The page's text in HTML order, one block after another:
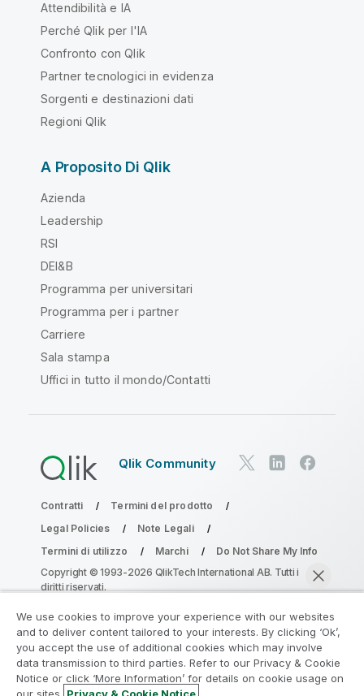
Attendibilità e IA
Perché Qlik per l'IA
Confronto con Qlik
Partner tecnologici in evidenza
Sorgenti e destinazioni dati
Regioni Qlik
A Proposito Di Qlik
Azienda
Leadership
RSI
DEI&B
Programma per universitari
Programma per i partner
Carriere
Sala stampa
Uffici in tutto il mondo/Contatti
Qlik Community
Contratti
Termini del prodotto
Legal Policies
Note Legali
Termini di utilizzo
Marchi
Do Not Share My Info
Copyright © 1993-2026 QlikTech International AB. Tutti i
diritti riservati.
Partecipa al programma Analytics
Modernization
We use cookies to improve your experience with our websites
and to deliver content tailored to your interests. By clicking ‘Ok’,
you accept the use of additional cookies which may involve
data transmission to third parties. Refer to our Privacy & Cookie
Notice or click ‘More Information’ for details on cookie usage on